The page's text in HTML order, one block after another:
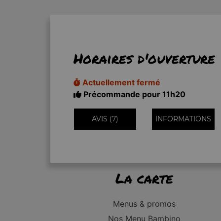
Horaires d'ouverture
Actuellement fermé
Précommande pour 11h20
AVIS (7) INFORMATIONS
La carte
Menus & promos
Nos Menu Bambino